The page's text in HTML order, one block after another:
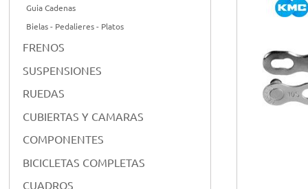
Guia Cadenas
Bielas - Pedalieres - Platos
FRENOS
SUSPENSIONES
RUEDAS
CUBIERTAS Y CAMARAS
COMPONENTES
BICICLETAS COMPLETAS
CUADROS